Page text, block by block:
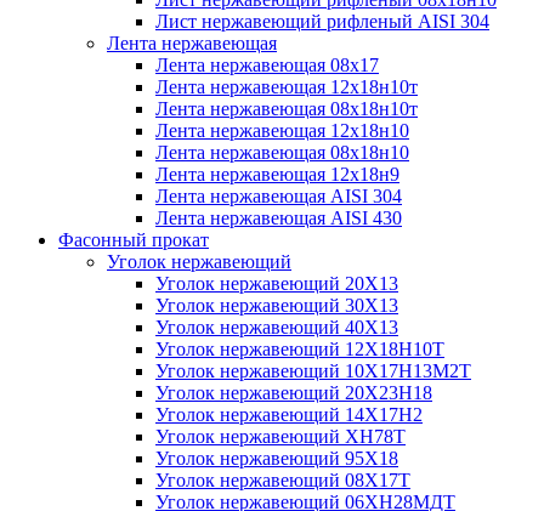
Лист нержавеющий рифленый AISI 304
Лента нержавеющая
Лента нержавеющая 08х17
Лента нержавеющая 12х18н10т
Лента нержавеющая 08х18н10т
Лента нержавеющая 12х18н10
Лента нержавеющая 08х18н10
Лента нержавеющая 12х18н9
Лента нержавеющая AISI 304
Лента нержавеющая AISI 430
Фасонный прокат
Уголок нержавеющий
Уголок нержавеющий 20Х13
Уголок нержавеющий 30Х13
Уголок нержавеющий 40Х13
Уголок нержавеющий 12Х18Н10Т
Уголок нержавеющий 10Х17Н13М2T
Уголок нержавеющий 20Х23Н18
Уголок нержавеющий 14Х17Н2
Уголок нержавеющий ХН78Т
Уголок нержавеющий 95Х18
Уголок нержавеющий 08Х17Т
Уголок нержавеющий 06ХН28МДТ